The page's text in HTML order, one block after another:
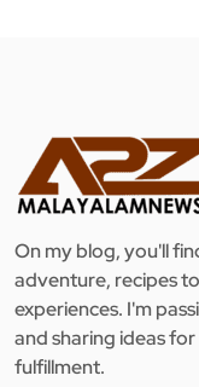
On my blog, you'll
adventure, recipes
experiences. I'm
and sharing ideas
fulfillment.